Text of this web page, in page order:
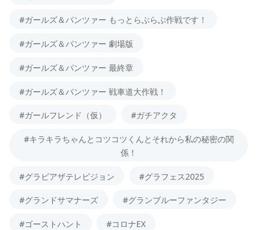
#ガールズ＆パンツァー もっとらぶらぶ作戦です！
#ガールズ＆パンツァー 劇場版
#ガールズ＆パンツァー 最終章
#ガールズ＆パンツァー 戦車道大作戦！
#ガールフレンド（仮） #ガチアクタ
#キラキラちゃんとコツコツくんとそれから私の秘密の関
係！
#グラビアザテレビジョン #グラフェス2025
#グランドサマナーズ #グランブルーファンタジー
#ゴーストハント #コロナEX